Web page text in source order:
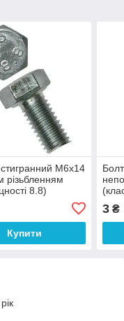
М6х14
різьбленням
8.8)
Купити
3 ₴